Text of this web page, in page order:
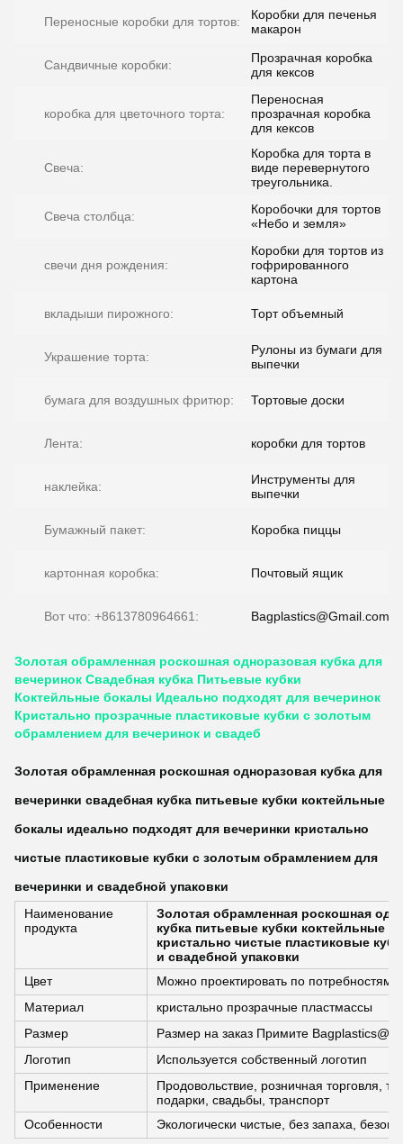
Переносные коробки для тортов:
Коробки для печенья
макарон
Сандвичные коробки:
Прозрачная коробка
для кексов
коробка для цветочного торта:
Переносная
прозрачная коробка
для кексов
Свеча:
Коробка для торта в
виде перевернутого
треугольника.
Свеча столбца:
Коробочки для тортов
«Небо и земля»
свечи дня рождения:
Коробки для тортов из
гофрированного
картона
вкладыши пирожного: Торт объемный
Украшение торта:
Рулоны из бумаги для
выпечки
бумага для воздушных фритюр: Тортовые доски
Лента: коробки для тортов
наклейка:
Инструменты для
выпечки
Бумажный пакет: Коробка пиццы
картонная коробка: Почтовый ящик
Вот что: +8613780964661: Bagplastics@Gmail.com
Золотая обрамленная роскошная одноразовая кубка для
вечеринок Свадебная кубка Питьевые кубки
Коктейльные бокалы Идеально подходят для вечеринок
Кристально прозрачные пластиковые кубки с золотым
обрамлением для вечеринок и свадеб
Золотая обрамленная роскошная одноразовая кубка для
вечеринки свадебная кубка питьевые кубки коктейльные
бокалы идеально подходят для вечеринки кристально
чистые пластиковые кубки с золотым обрамлением для
вечеринки и свадебной упаковки
Наименование
продукта
Золотая обрамленная роскошная
кубка питьевые кубки коктейльные
кристально чистые пластиковые
и свадебной упаковки
Цвет
Можно проектировать по потребностям
Материал
кристально прозрачные пластмассы
Размер
Размер на заказ Примите
Логотип
Используется собственный логотип
Применение
Продовольствие, розничная торговля,
подарки, свадьбы, транспорт
Особенности
Экологически чистые, без запаха,